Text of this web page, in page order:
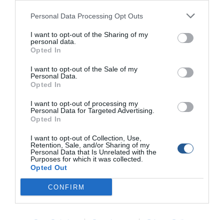
Personal Data Processing Opt Outs
I want to opt-out of the Sharing of my
personal data.
Opted In
I want to opt-out of the Sale of my
Personal Data.
Opted In
I want to opt-out of processing my
Personal Data for Targeted Advertising.
Opted In
I want to opt-out of Collection, Use,
Retention, Sale, and/or Sharing of my
Personal Data that Is Unrelated with the
Purposes for which it was collected.
Opted Out
CONFIRM
Το «μυστικό» υποθαλάσσιο
φαράγγι στο Ψαροχάρακο
Ηρακλείου
Βουλιαγμένης
Πλωτό bar στα γαλάζια
νερά της Σιθωνίας
Το… τέρας του Αμβρακικού
Προχωρά η αναβάθμιση του
λιμένα στο Πλατυγιάλι σε